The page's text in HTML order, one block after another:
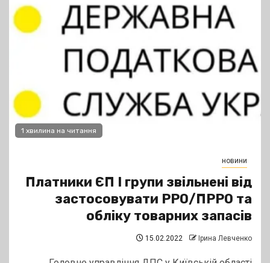
1 хвилина на читання
новини
Платники ЄП І групи звільнені від
застосовувати РРО/ПРРО та
обліку товарних запасів
15.02.2022 Ірина Левченко